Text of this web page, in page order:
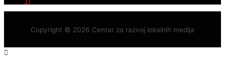
Copyright © 2026 Centar za razvoj lokalnih medija